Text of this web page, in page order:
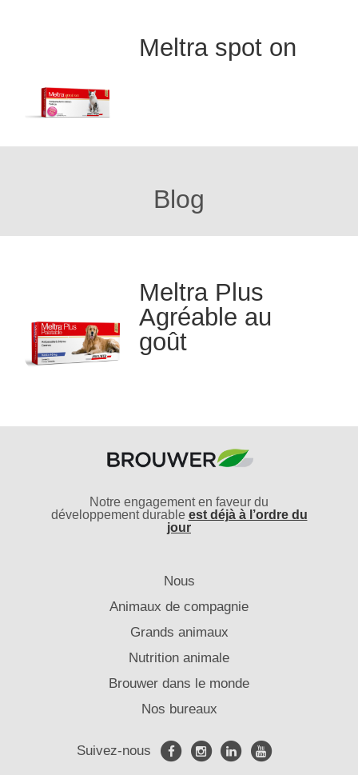
Meltra spot on
Blog
Meltra Plus
Agréable au
goût
Notre engagement en faveur du
développement durable est déjà à l’ordre du
jour
Nous
Animaux de compagnie
Grands animaux
Nutrition animale
Brouwer dans le monde
Nos bureaux
Suivez-nous